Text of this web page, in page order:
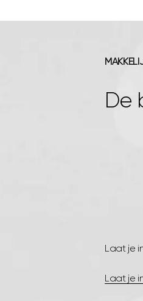
De
Laat je
Laat je